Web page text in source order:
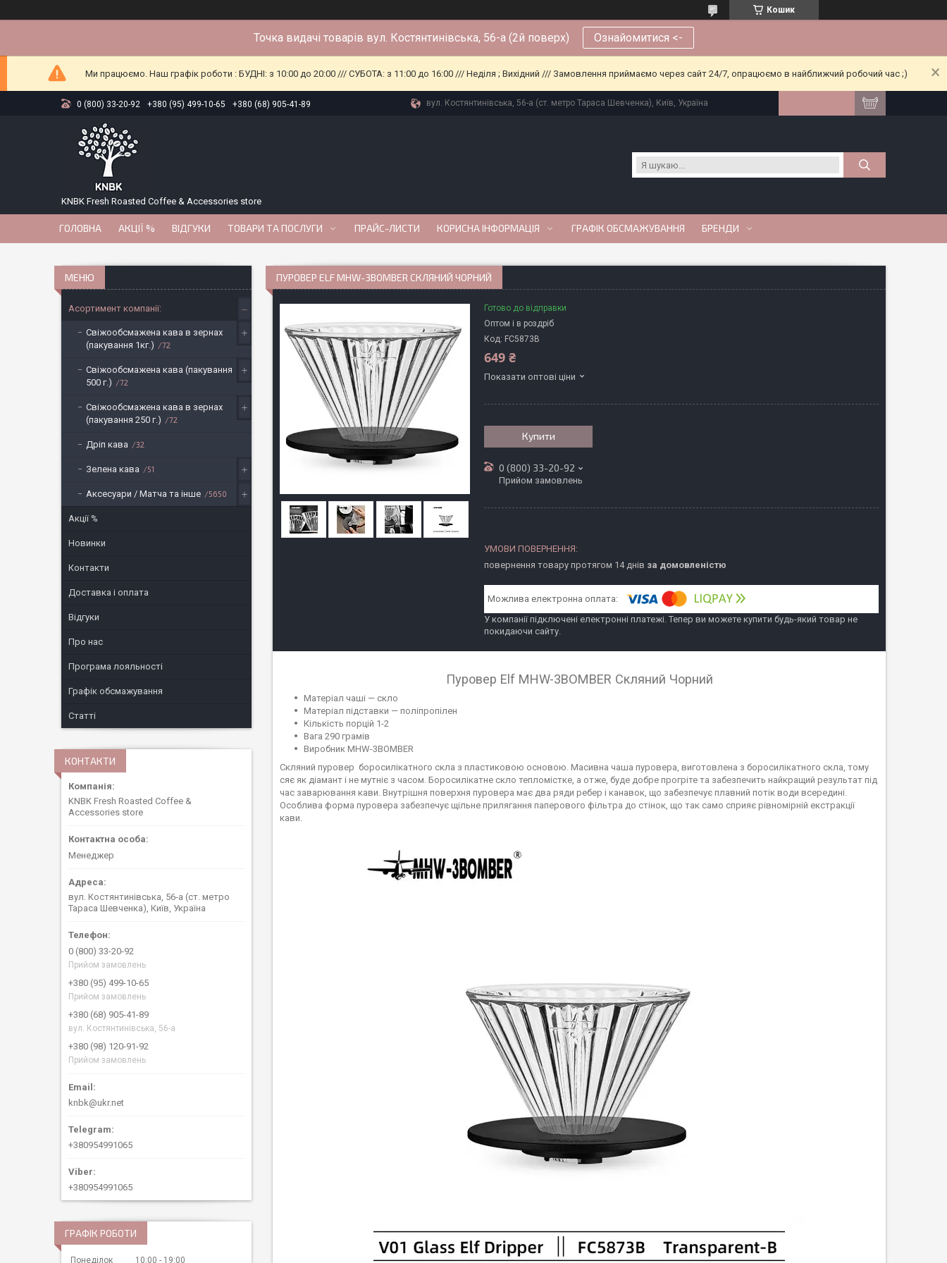
Кошик
Точка видачі товарів вул. Костянтинівська, 56-а (2й поверх) Ознайомитися <-
Ми працюємо. Наш графік роботи : БУДНІ: з 10:00 до 20:00 /// СУБОТА: з 11:00 до 16:00 /// Неділя ; Вихідний /// Замовлення приймаємо через сайт 24/7, опрацюємо в найближчий робочий час ;)
0 (800) 33-20-92 +380 (95) 499-10-65 +380 (68) 905-41-89 вул. Костянтинівська, 56-а (ст. метро Тараса Шевченка), Київ, Україна
KNBK Fresh Roasted Coffee & Accessories store
ГОЛОВНА АКЦІЇ % ВІДГУКИ ТОВАРИ ТА ПОСЛУГИ ПРАЙС-ЛИСТИ КОРИСНА ІНФОРМАЦІЯ ГРАФІК ОБСМАЖУВАННЯ БРЕНДИ
ПУРОВЕР ELF MHW-3BOMBER СКЛЯНИЙ ЧОРНИЙ
Готово до відправки
Оптом і в роздріб
Код: FC5873B
649 ₴
Показати оптові ціни
Купити
0 (800) 33-20-92
Прийом замовлень
повернення товару протягом 14 днів за домовленістю
У компанії підключені електронні платежі. Тепер ви можете купити будь-який товар не
покидаючи сайту.
Пуровер Elf MHW-3BOMBER Скляний Чорний
Матеріал чаші — скло
Матеріал підставки — поліпропілен
Кількість порцій 1-2
Вага 290 грамів
Виробник MHW-3BOMBER
Скляний пуровер боросилікатного скла з пластиковою основою. Масивна чаша пуровера, виготовлена з боросилікатного скла, тому
сяє як діамант і не мутніє з часом. Боросилікатне скло тепломістке, а отже, буде добре прогріте та забезпечить найкращий результат під
час заварювання кави. Внутрішня поверхня пуровера має два ряди ребер і канавок, що забезпечує плавний потік води всередині.
Особлива форма пуровера забезпечує щільне прилягання паперового фільтра до стінок, що так само сприяє рівномірній екстракції
кави.
Асортимент компанії:
Свіжообсмажена кава в зернах
(пакування 1кг.)
72
Свіжообсмажена кава (пакування
500 г.)
72
Свіжообсмажена кава в зернах
(пакування 250 г.)
72
Дріп кава 32
Зелена кава 51
Аксесуари / Матча та інше 5650
Акції %
Новинки
Контакти
Доставка і оплата
Відгуки
Про нас
Програма лояльності
Графік обсмажування
Статті
КОНТАКТИ
KNBK Fresh Roasted Coffee &
Accessories store
Менеджер
вул. Костянтинівська, 56-а (ст. метро
Тараса Шевченка), Київ, Україна
0 (800) 33-20-92
Прийом замовлень
+380 (95) 499-10-65
Прийом замовлень
+380 (68) 905-41-89
вул. Костянтинівська, 56-а
+380 (98) 120-91-92
Прийом замовлень
knbk@ukr.net
+380954991065
+380954991065
ГРАФІК РОБОТИ
Понеділок 10:00 19:00